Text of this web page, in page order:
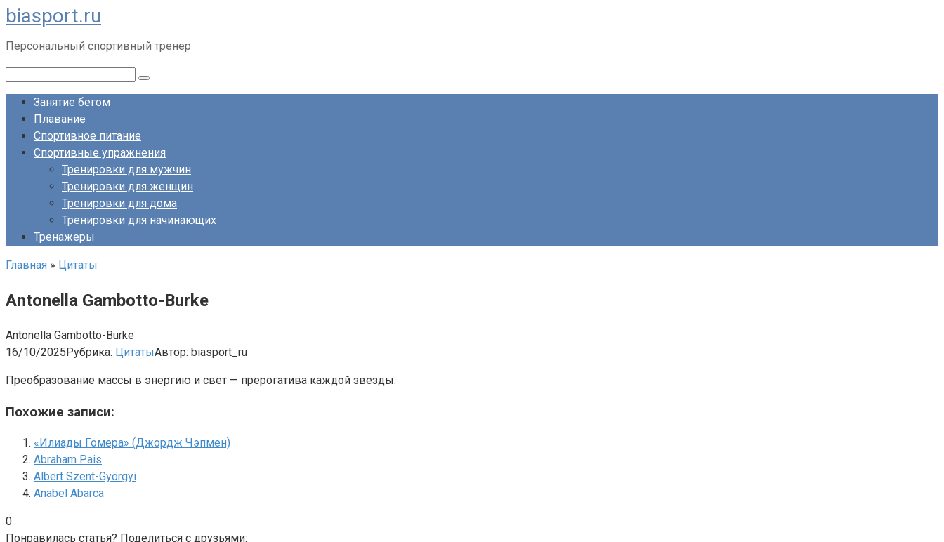
Перейти
к
контенту
biasport.ru
Персональный спортивный тренер
Занятие бегом
Плавание
Спортивное питание
Спортивные упражнения
Тренировки для мужчин
Тренировки для женщин
Тренировки для дома
Тренировки для начинающих
Тренажеры
Главная » Цитаты
Antonella Gambotto-Burke
Antonella Gambotto-Burke
16/10/2025Рубрика: ЦитатыАвтор: biasport_ru
Преобразование массы в энергию и свет — прерогатива каждой звезды.
Похожие записи:
«Илиады Гомера» (Джордж Чэпмен)
Abraham Pais
Albert Szent-Györgyi
Anabel Abarca
0
Понравилась статья? Поделиться с друзьями: